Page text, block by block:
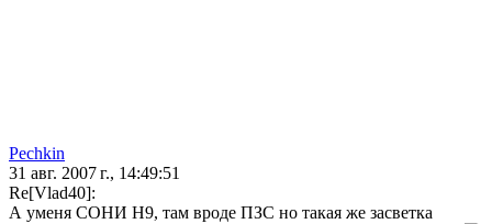
Pechkin
31 авг. 2007 г., 14:49:51
Re[Vlad40]:
А уменя СОНИ Н9, там вроде ПЗС но такая же засветка